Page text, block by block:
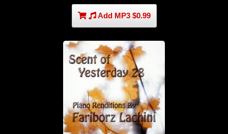
Add MP3 $0.99